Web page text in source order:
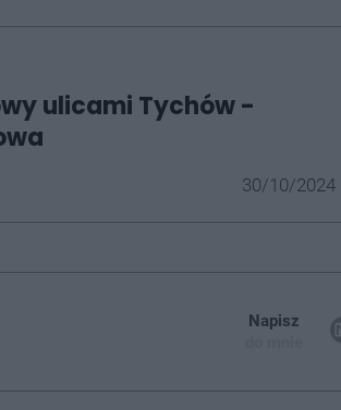
ulicami Tychów -
30/10/2024
Napisz